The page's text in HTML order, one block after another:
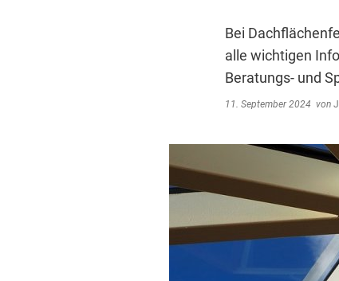
Bei
alle wichtigen
Beratungs- und
11. September 2024 von